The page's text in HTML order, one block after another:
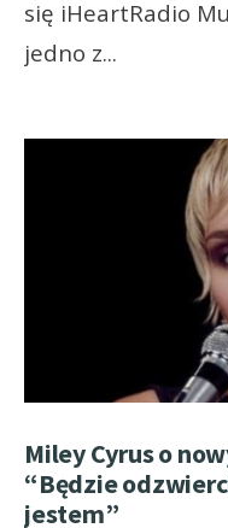
się iHeartRadio
jedno z...
Miley Cyrus o
“Będzie
jestem”